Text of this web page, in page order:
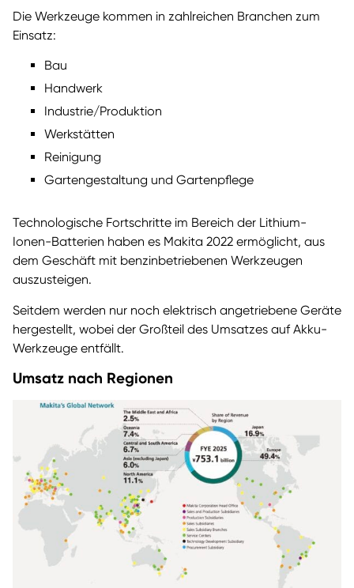
Die Werkzeuge kommen in zahlreichen Branchen zum
Einsatz:
Bau
Handwerk
Industrie/Produktion
Werkstätten
Reinigung
Gartengestaltung und Gartenpflege
Technologische Fortschritte im Bereich der Lithium-
Ionen-Batterien haben es Makita 2022 ermöglicht, aus
dem Geschäft mit benzinbetriebenen Werkzeugen
auszusteigen.
Seitdem werden nur noch elektrisch angetriebene Geräte
hergestellt, wobei der Großteil des Umsatzes auf Akku-
Werkzeuge entfällt.
Umsatz nach Regionen